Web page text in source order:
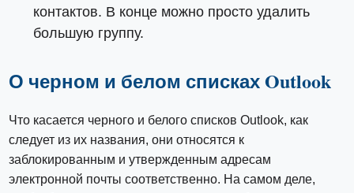
контактов. В конце можно просто удалить
большую группу.
О черном и белом списках Outlook
Что касается черного и белого списков Outlook, как
следует из их названия, они относятся к
заблокированным и утвержденным адресам
электронной почты соответственно. На самом деле,